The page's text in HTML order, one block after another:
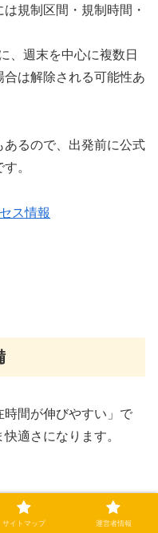
規制区間・規制時間・
、週末を中心に複数日
は解除される可能性あ
あるので、出発前に公式
。
ス情報
間が伸びやすい」で
適さになります。
サイトマップ 運営者情報